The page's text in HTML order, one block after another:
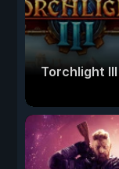
Torchlight III